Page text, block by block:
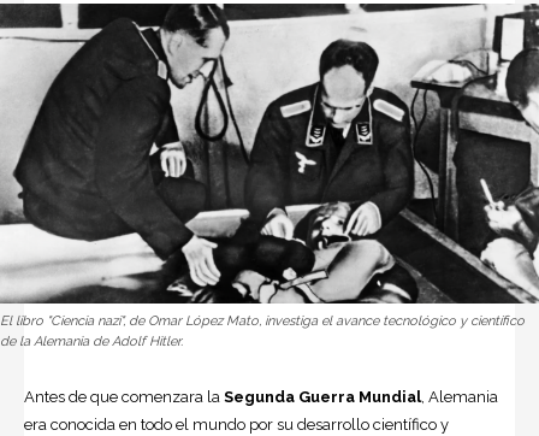
El libro "Ciencia nazi", de Omar López Mato, investiga el avance tecnológico y científico
de la Alemania de Adolf Hitler.
Antes de que comenzara la Segunda Guerra Mundial, Alemania
era conocida en todo el mundo por su desarrollo científico y